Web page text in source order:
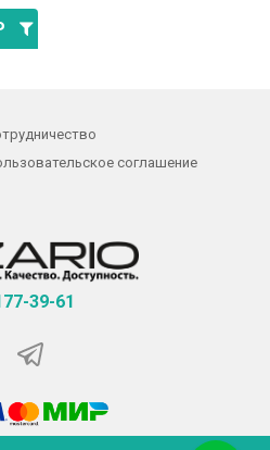
соглашение
39-61